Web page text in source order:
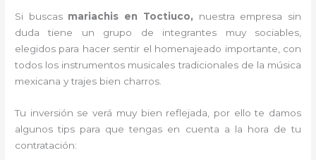
Si buscas mariachis en Toctiuco, nuestra empresa
sin
duda tiene un grupo de integrantes muy sociables,
elegidos para hacer sentir el homenajeado importante, con
todos los instrumentos musicales tradicionales de la música
mexicana y trajes bien charros.
Tu inversión se verá muy bien reflejada, por ello te damos
algunos tips para que tengas en cuenta a la hora de tu
contratación: